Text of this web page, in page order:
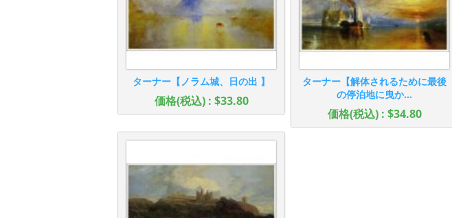
ターナー【ノラム城、日の出 】
価格(税込) : $33.80
ターナー【解体されるために最後
の停泊地に曳か...
価格(税込) : $34.80